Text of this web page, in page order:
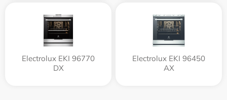
Electrolux EKI 96770
DX
Electrolux EKI 96450
AX